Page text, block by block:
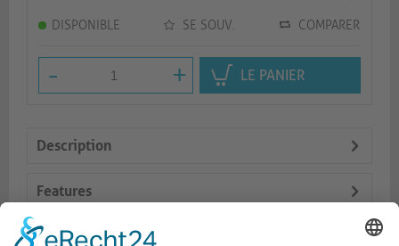
DISPONIBLE SE SOUV. COMPARER
- + LE PANIER
Description
Features
Logistics